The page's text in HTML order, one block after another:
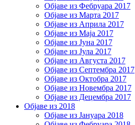
Објаве из Фебруара 2017
Објаве из Марта 2017
Објаве из Априла 2017
Објаве из Маја 2017
Објаве из Јуна 2017
Објаве из Јула 2017
Објаве из Августа 2017
Објаве из Септембра 2017
Објаве из Октобра 2017
Објаве из Новембра 2017
Објаве из Децембра 2017
Објаве из 2018
Објаве из Јануара 2018